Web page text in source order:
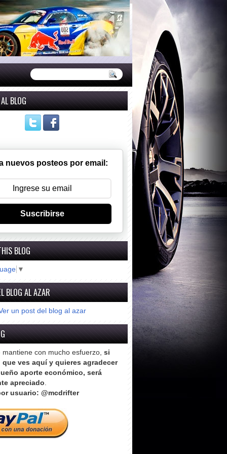
BLOG
nuevos posteos por email:
Suscribirse
BLOG
▼
BLOG AL AZAR
un post del blog al azar
mantiene con mucho esfuerzo, si
ves aquí y quieres agradecer
aporte económico, será
apreciado.
usuario: @mcdrifter